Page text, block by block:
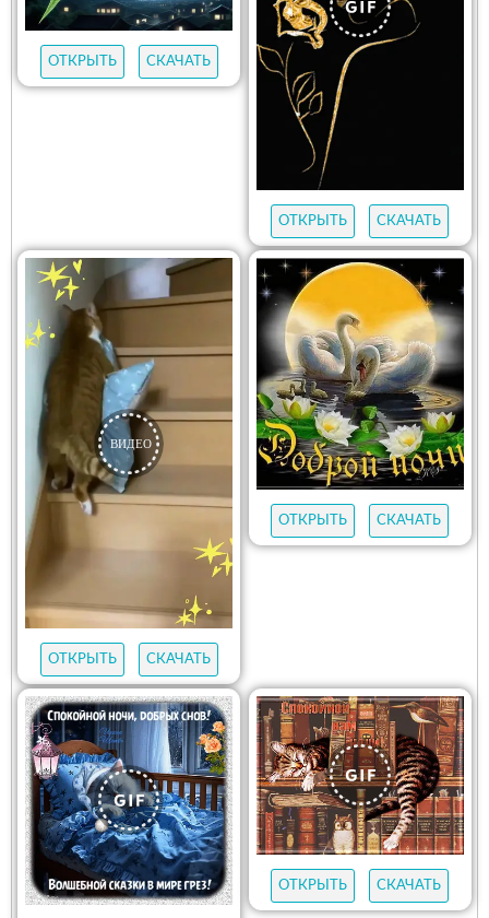
ОТКРЫТЬ СКАЧАТЬ
ОТКРЫТЬ СКАЧАТЬ
ОТКРЫТЬ СКАЧАТЬ
ОТКРЫТЬ СКАЧАТЬ
ОТКРЫТЬ СКАЧАТЬ